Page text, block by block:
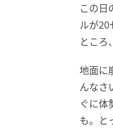
この日
ルが20
ところ
地面に
んなさ
ぐに体
も。と